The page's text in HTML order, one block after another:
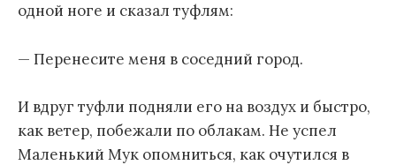
одной ноге и сказал туфлям:
— Перенесите меня в соседний город.
И вдруг туфли подняли его на воздух и быстро,
как ветер, побежали по облакам. Не успел
Маленький Мук опомниться, как очутился в